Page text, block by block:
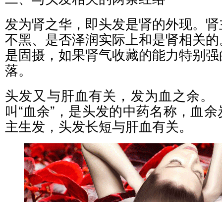
发为肾之华，即头发是肾的外现。
不黑、是否泽润实际上和是肾相关
是固摄，如果肾气收藏的能力特别
落。
头发又与肝血有关，发为血之余。
叫“血余”，是头发的中药名称，血
主生发，头发长短与肝血有关。